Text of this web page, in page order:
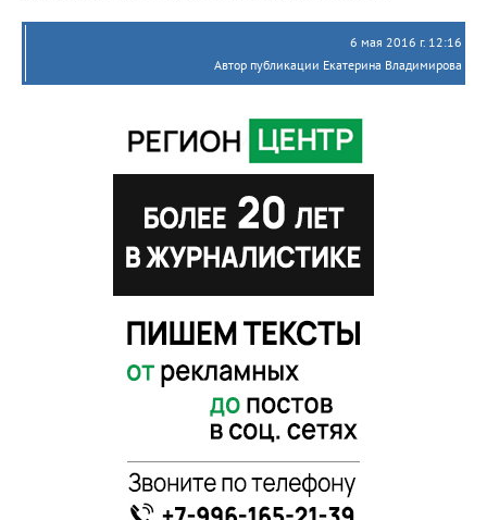
6 мая 2016 г. 12:16
Автор публикации Екатерина Владимирова